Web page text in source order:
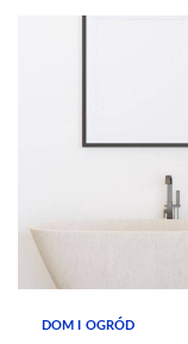
DOM I OGRÓD